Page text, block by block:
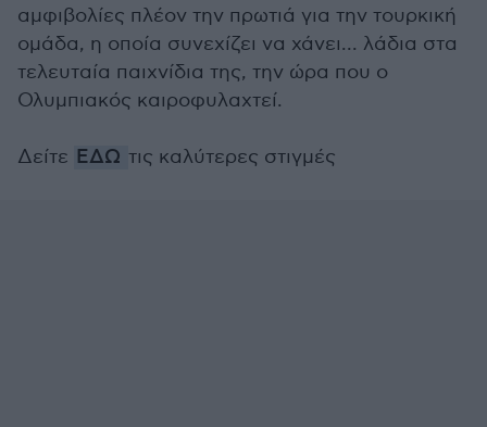
αμφιβολίες πλέον την πρωτιά για την τουρκική
ομάδα, η οποία συνεχίζει να χάνει... λάδια στα
τελευταία παιχνίδια της, την ώρα που ο
Ολυμπιακός καιροφυλαχτεί.
Δείτε ΕΔΩ τις καλύτερες στιγμές